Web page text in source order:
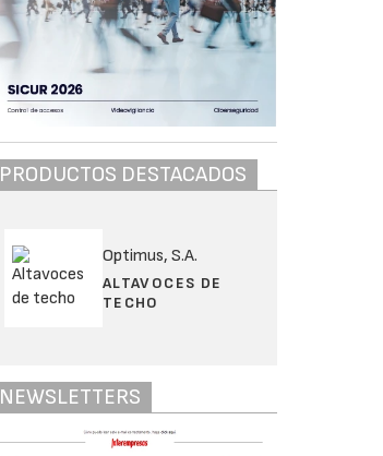
PRODUCTOS DESTACADOS
Optimus, S.A.
ALTAVOCES DE
TECHO
NEWSLETTERS